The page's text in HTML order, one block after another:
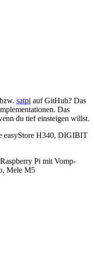
bzw. satpi auf GitHub? Das
Das
du tief einsteigen willst.
easyStore H340, DIGIBIT
Pi mit Vomp-
Mele M5